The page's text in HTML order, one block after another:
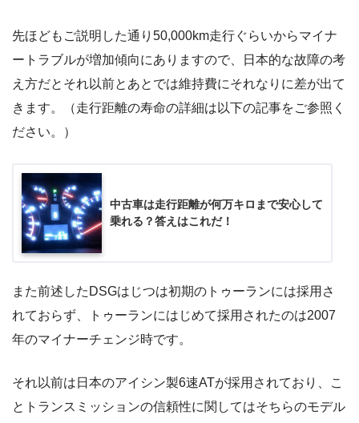
先ほどもご説明した通り50,000km走行ぐらいからマイナ
ートラブルが増加傾向にありますので、日本的な故障の考
え方だとそれ以前とあとでは維持費にそれなりに差が出て
きます。（走行距離の寿命の詳細は以下の記事をご参照く
ださい。）
中古車は走行距離が何万キロまで安心して
乗れる？答えはこれだ！
また前述したDSGはじつは初期のトゥーランには採用さ
れておらず、トゥーランにはじめて採用されたのは2007
年のマイナーチェンジ時です。
それ以前は日本のアイシン製6速ATが採用されており、こ
とトランスミッションの信頼性に関してはそちらのモデル